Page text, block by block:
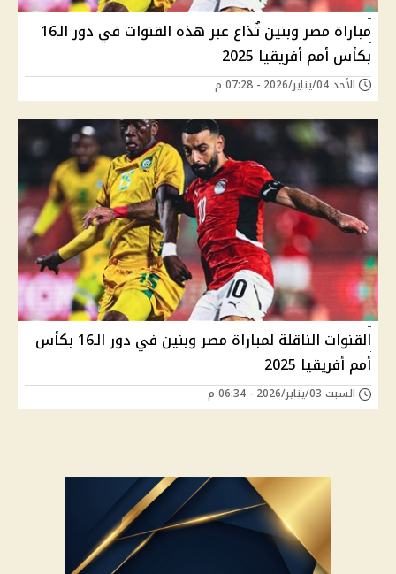
مباراة مصر وبنين تُذاع عبر هذه القنوات في دور الـ16
بكأس أمم أفريقيا 2025
الأحد 04/يناير/2026 - 07:28 م
القنوات الناقلة لمباراة مصر وبنين في دور الـ16 بكأس
أمم أفريقيا 2025
السبت 03/يناير/2026 - 06:34 م